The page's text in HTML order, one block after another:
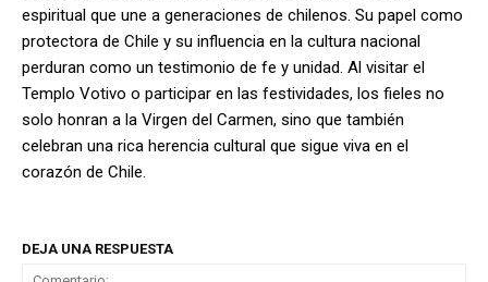
espiritual que une a generaciones de chilenos. Su papel como
protectora de Chile y su influencia en la cultura nacional
perduran como un testimonio de fe y unidad. Al visitar el
Templo Votivo o participar en las festividades, los fieles no
solo honran a la Virgen del Carmen, sino que también
celebran una rica herencia cultural que sigue viva en el
corazón de Chile.
DEJA UNA RESPUESTA